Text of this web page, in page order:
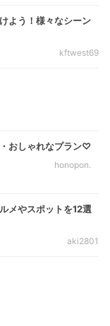
よう！様々なシーン
kftwest69
おしゃれなプラン♡
honopon.
メやスポットを12選
aki2801